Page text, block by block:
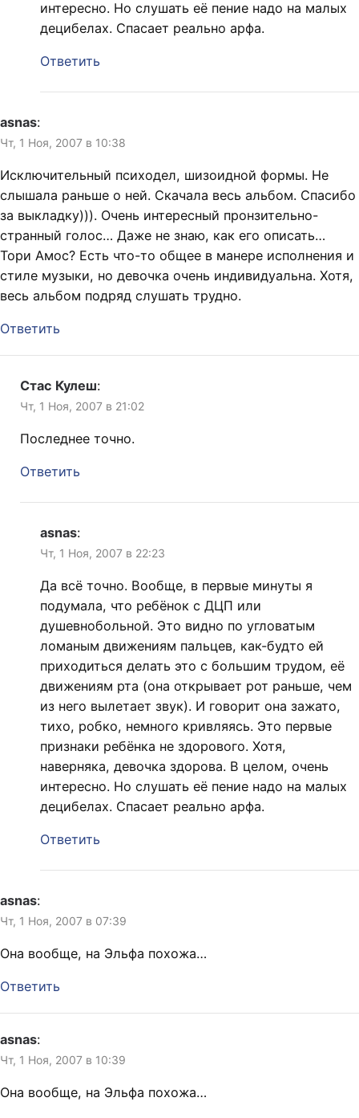
интересно. Но слушать её пение надо на малых
децибелах. Спасает реально арфа.
Ответить
asnas:
Чт, 1 Ноя, 2007 в 10:38
Исключительный психодел, шизоидной формы. Не
слышала раньше о ней. Скачала весь альбом. Спасибо
за выкладку))). Очень интересный пронзительно-
странный голос… Даже не знаю, как его описать…
Тори Амос? Есть что-то общее в манере исполнения и
стиле музыки, но девочка очень индивидуальна. Хотя,
весь альбом подряд слушать трудно.
Ответить
Стас Кулеш:
Чт, 1 Ноя, 2007 в 21:02
Последнее точно.
Ответить
asnas:
Чт, 1 Ноя, 2007 в 22:23
Да всё точно. Вообще, в первые минуты я
подумала, что ребёнок с ДЦП или
душевнобольной. Это видно по угловатым
ломаным движениям пальцев, как-будто ей
приходиться делать это с большим трудом, её
движениям рта (она открывает рот раньше, чем
из него вылетает звук). И говорит она зажато,
тихо, робко, немного кривляясь. Это первые
признаки ребёнка не здорового. Хотя,
наверняка, девочка здорова. В целом, очень
интересно. Но слушать её пение надо на малых
децибелах. Спасает реально арфа.
Ответить
asnas:
Чт, 1 Ноя, 2007 в 07:39
Она вообще, на Эльфа похожа…
Ответить
asnas:
Чт, 1 Ноя, 2007 в 10:39
Она вообще, на Эльфа похожа…